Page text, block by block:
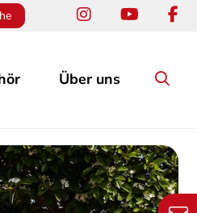
Über uns